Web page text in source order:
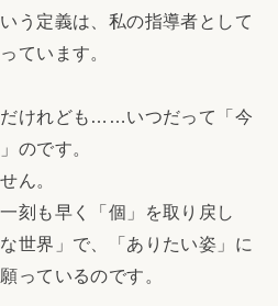
う定義は、私の指導者として
ています。
けれども……いつだって「今
のです。
ん。
刻も早く「個」を取り戻し
世界」で、「ありたい姿」に
っているのです。